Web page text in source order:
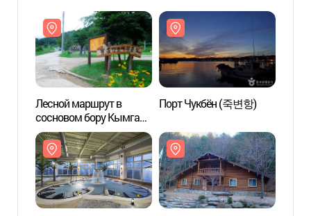
Лесной маршрут в
сосновом бору Кымган
в Ульчжине (울진
금강소나무 숲길)
Порт Чукбён (죽변항)